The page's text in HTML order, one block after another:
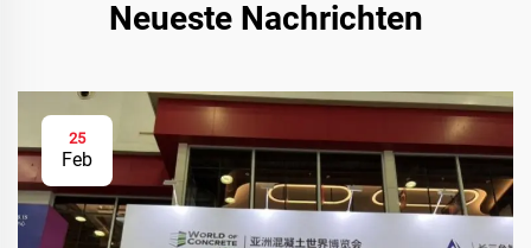
Neueste Nachrichten
25
Feb